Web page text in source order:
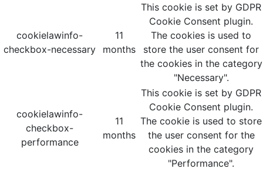
cookielawinfo-
checkbox-necessary
11
months
This cookie is set by GDPR
Cookie Consent plugin.
The cookies is used to
store the user consent for
the cookies in the category
"Necessary".
cookielawinfo-
checkbox-
performance
11
months
This cookie is set by GDPR
Cookie Consent plugin.
The cookie is used to store
the user consent for the
cookies in the category
"Performance".